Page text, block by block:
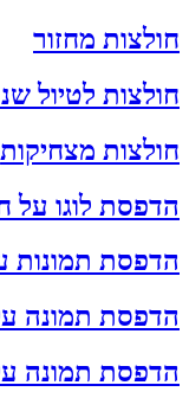
חולצות מחזור
חולצות לטיול
חולצות מצחיקות
הדפסת לוגו על
הדפסת תמונות
הדפסת תמונה
הדפסת תמונה